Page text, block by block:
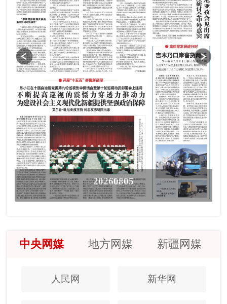
20260805
中央网媒 地方网媒 新疆网媒
人民网 新华网